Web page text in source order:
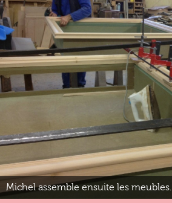
Michel assemble ensuite les meubles.